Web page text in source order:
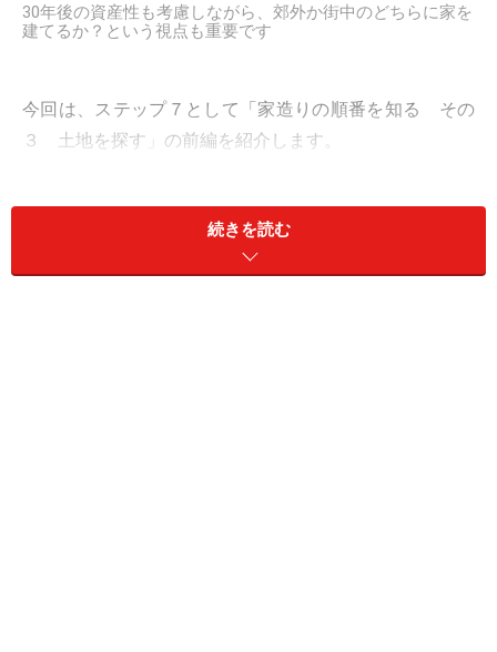
30年後の資産性も考慮しながら、郊外か街中のどちらに家を
建てるか？という視点も重要です
今回は、ステップ７として「家造りの順番を知る その
３ 土地を探す」の前編を紹介します。
なぜ、土地をはじめに探してしまうのか？
今回の【準備編】では、総額を算出する→家の予算を算
続きを読む